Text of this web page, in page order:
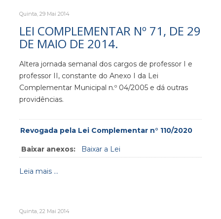
Quinta, 29 Mai 2014
LEI COMPLEMENTAR Nº 71, DE 29
DE MAIO DE 2014.
Altera jornada semanal dos cargos de professor I e
professor II, constante do Anexo I da Lei
Complementar Municipal n.º 04/2005 e dá outras
providências.
Revogada pela Lei Complementar n° 110/2020
Baixar anexos: Baixar a Lei
Leia mais ...
Quinta, 22 Mai 2014